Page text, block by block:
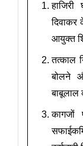
हाजिरी
आयुक्त
तत्काल
बोलने
बाबूलाल
कागजों